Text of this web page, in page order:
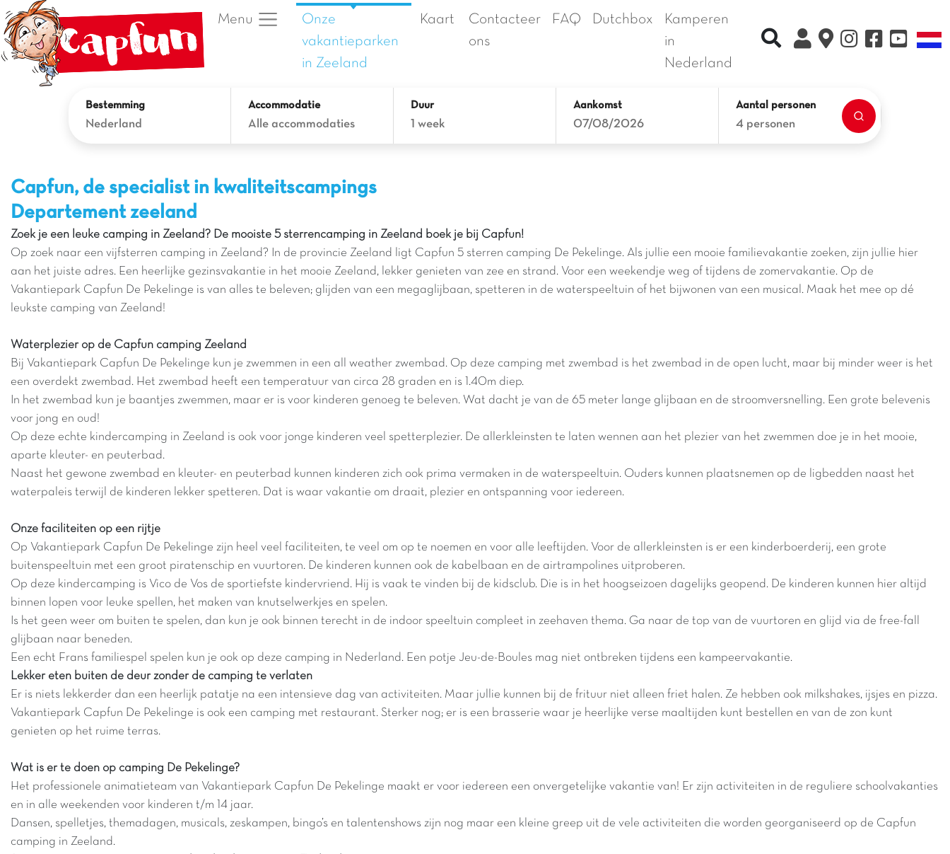
Menu
Onze
vakantieparken
in Zeeland
Kaart
Contacteer
ons
FAQ Dutchbox
Kamperen
in
Nederland
Recherche rapide
Bestemming
Nederland
Accommodatie
Alle accommodaties
Duur
1 week
Aankomst
07/08/2026
Aantal personen
4 personen
Capfun, de specialist in kwaliteitscampings
Departement zeeland
Zoek je een leuke camping in Zeeland? De mooiste 5 sterrencamping in Zeeland boek je bij Capfun!
Op zoek naar een vijfsterren camping in Zeeland? In de provincie Zeeland ligt Capfun 5 sterren camping De Pekelinge. Als jullie een mooie familievakantie zoeken, zijn jullie hier
aan het juiste adres. Een heerlijke gezinsvakantie in het mooie Zeeland, lekker genieten van zee en strand. Voor een weekendje weg of tijdens de zomervakantie. Op de
Vakantiepark Capfun De Pekelinge is van alles te beleven; glijden van een megaglijbaan, spetteren in de waterspeeltuin of het bijwonen van een musical. Maak het mee op dé
leukste camping van Zeeland!
Waterplezier op de Capfun camping Zeeland
Bij Vakantiepark Capfun De Pekelinge kun je zwemmen in een all weather zwembad. Op deze camping met zwembad is het zwembad in de open lucht, maar bij minder weer is het
een overdekt zwembad. Het zwembad heeft een temperatuur van circa 28 graden en is 1.40m diep.
In het zwembad kun je baantjes zwemmen, maar er is voor kinderen genoeg te beleven. Wat dacht je van de 65 meter lange glijbaan en de stroomversnelling. Een grote belevenis
voor jong en oud!
Op deze echte kindercamping in Zeeland is ook voor jonge kinderen veel spetterplezier. De allerkleinsten te laten wennen aan het plezier van het zwemmen doe je in het mooie,
aparte kleuter- en peuterbad.
Naast het gewone zwembad en kleuter- en peuterbad kunnen kinderen zich ook prima vermaken in de waterspeeltuin. Ouders kunnen plaatsnemen op de ligbedden naast het
waterpaleis terwijl de kinderen lekker spetteren. Dat is waar vakantie om draait, plezier en ontspanning voor iedereen.
Onze faciliteiten op een rijtje
Op Vakantiepark Capfun De Pekelinge zijn heel veel faciliteiten, te veel om op te noemen en voor alle leeftijden. Voor de allerkleinsten is er een kinderboerderij, een grote
buitenspeeltuin met een groot piratenschip en vuurtoren. De kinderen kunnen ook de kabelbaan en de airtrampolines uitproberen.
Op deze kindercamping is Vico de Vos de sportiefste kindervriend. Hij is vaak te vinden bij de kidsclub. Die is in het hoogseizoen dagelijks geopend. De kinderen kunnen hier altijd
binnen lopen voor leuke spellen, het maken van knutselwerkjes en spelen.
Is het geen weer om buiten te spelen, dan kun je ook binnen terecht in de indoor speeltuin compleet in zeehaven thema. Ga naar de top van de vuurtoren en glijd via de free-fall
glijbaan naar beneden.
Een echt Frans familiespel spelen kun je ook op deze camping in Nederland. Een potje Jeu-de-Boules mag niet ontbreken tijdens een kampeervakantie.
Lekker eten buiten de deur zonder de camping te verlaten
Er is niets lekkerder dan een heerlijk patatje na een intensieve dag van activiteiten. Maar jullie kunnen bij de frituur niet alleen friet halen. Ze hebben ook milkshakes, ijsjes en pizza.
Vakantiepark Capfun De Pekelinge is ook een camping met restaurant. Sterker nog; er is een brasserie waar je heerlijke verse maaltijden kunt bestellen en van de zon kunt
genieten op het ruime terras.
Wat is er te doen op camping De Pekelinge?
Het professionele animatieteam van Vakantiepark Capfun De Pekelinge maakt er voor iedereen een onvergetelijke vakantie van! Er zijn activiteiten in de reguliere schoolvakanties
en in alle weekenden voor kinderen t/m 14 jaar.
Dansen, spelletjes, themadagen, musicals, zeskampen, bingo’s en talentenshows zijn nog maar een kleine greep uit de vele activiteiten die worden georganiseerd op de Capfun
camping in Zeeland.